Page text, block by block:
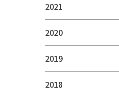
2021
2020
2019
2018